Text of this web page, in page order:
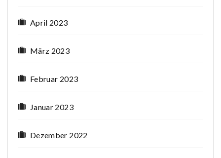
April 2023
März 2023
Februar 2023
Januar 2023
Dezember 2022